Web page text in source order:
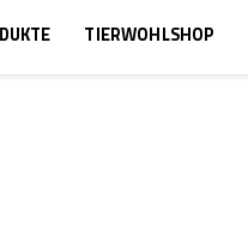
TIERWOHLSHOP